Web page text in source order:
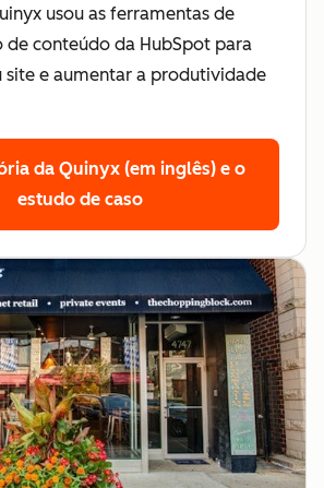
usou as ferramentas de
de conteúdo da HubSpot para
site e aumentar a produtividade
da Quinyx (em inglês) e o
estudo de caso